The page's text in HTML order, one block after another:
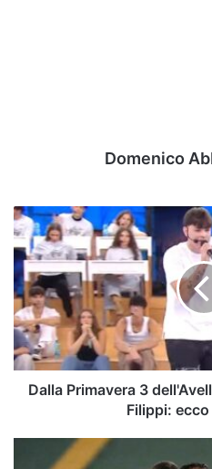
Domenico
Dalla
Primavera
3
dell'Avellino
ad
Amici
di
Maria
De
Filippi:
Dalla Primavera 3
Filippi: